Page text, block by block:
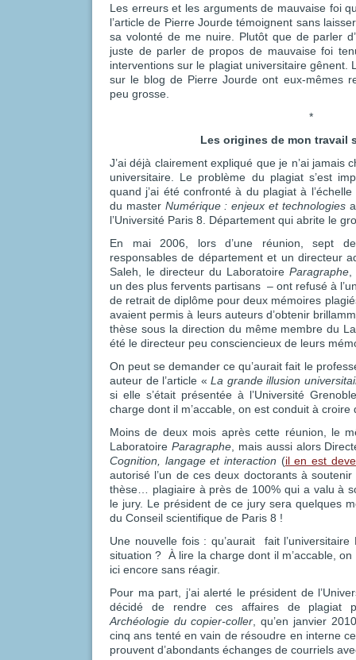
Les erreurs et les arguments de mauvaise foi
l’article de Pierre Jourde témoignent sans
sa volonté de me nuire. Plutôt que de parler
juste de parler de propos de mauvaise foi
interventions sur le plagiat universitaire gênent.
sur le blog de Pierre Jourde ont eux-mêmes
peu grosse.
*
Les origines de mon travail
J’ai déjà clairement expliqué que je n’ai jamais
universitaire. Le problème du plagiat s’est
quand j’ai été confronté à du plagiat à
du master Numérique : enjeux et technologies
l’Université Paris 8. Département qui abrite le
En mai 2006, lors d’une réunion, sept
responsables de département et un directeur
Saleh, le directeur du Laboratoire Paragraphe,
un des plus fervents partisans – ont refusé à
de retrait de diplôme pour deux mémoires
avaient permis à leurs auteurs d’obtenir
thèse sous la direction du même membre du
été le directeur peu consciencieux de leurs
On peut se demander ce qu’aurait fait le
auteur de l’article « La grande illusion
si elle s’était présentée à l’Université
charge dont il m’accable, on est conduit à croire
Moins de deux mois après cette réunion, le
Laboratoire Paragraphe, mais aussi alors
Cognition, langage et interaction (il en est
autorisé l’un de ces deux doctorants à
thèse… plagiaire à près de 100% qui a valu à
le jury. Le président de ce jury sera quelques
du Conseil scientifique de Paris 8 !
Une nouvelle fois : qu’aurait fait
situation ? À lire la charge dont il m’accable,
ici encore sans réagir.
Pour ma part, j’ai alerté le président de
décidé de rendre ces affaires de plagiat
Archéologie du copier-coller , qu’en janvier
cinq ans tenté en vain de résoudre en interne
prouvent d’abondants échanges de courriels